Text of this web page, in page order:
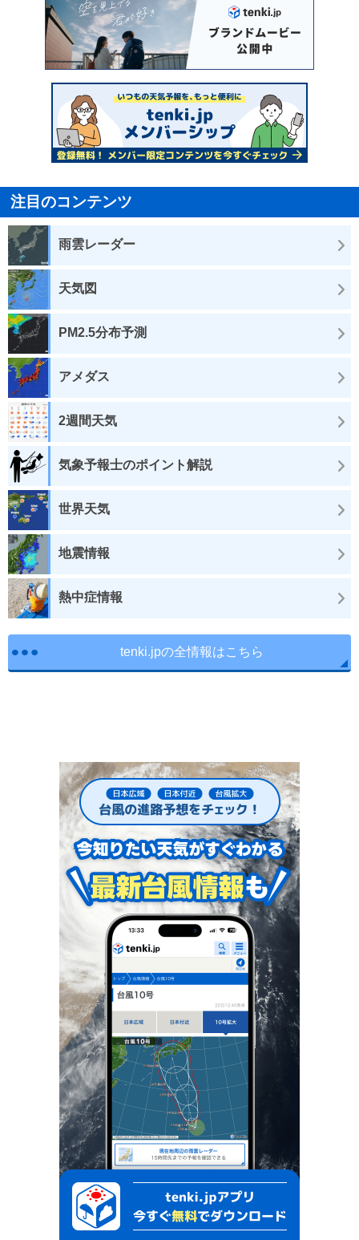
注目のコンテンツ
雨雲レーダー
天気図
PM2.5分布予測
アメダス
2週間天気
気象予報士のポイント解説
世界天気
地震情報
熱中症情報
tenki.jpの全情報はこちら